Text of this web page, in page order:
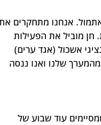
ל24 שעות בעקבות ארועי אתמול. אנחנו מתחקרים
חן מוביל את הפעילות
אשכול (אגד ערים)
שלנו ואנו ננסה
עוד שבוע של